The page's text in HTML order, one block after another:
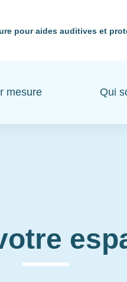
pour aides auditives et
mesure Qui